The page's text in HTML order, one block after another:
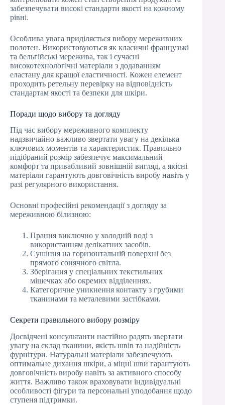
забезпечувати високі стандарти якості на кожному
рівні.
Особлива увага приділяється вибору мереживних
полотен. Використовуються як класичні французькі
та бельгійські мережива, так і сучасні
високотехнологічні матеріали з додаванням
еластану для кращої еластичності. Кожен елемент
проходить ретельну перевірку на відповідність
стандартам якості та безпеки для шкіри.
Поради щодо вибору та догляду
Під час вибору мереживного комплекту
надзвичайно важливо звертати увагу на декілька
ключових моментів та характеристик. Правильно
підібраний розмір забезпечує максимальний
комфорт та привабливий зовнішній вигляд, а якісні
матеріали гарантують довговічність виробу навіть у
разі регулярного використання.
Основні професійні рекомендації з догляду за
мереживною білизною:
Прання виключно у холодній воді з
використанням делікатних засобів.
Сушіння на горизонтальній поверхні без
прямого сонячного світла.
Зберігання у спеціальних текстильних
мішечках або окремих відділеннях.
Категоричне уникнення контакту з грубими
тканинами та металевими застібками.
Секрети правильного вибору розміру
Досвідчені консультанти настійно радять звертати
увагу на склад тканини, якість швів та надійність
фурнітури. Натуральні матеріали забезпечують
оптимальне дихання шкіри, а міцні шви гарантують
довговічність виробу навіть за активного способу
життя. Важливо також враховувати індивідуальні
особливості фігури та персональні уподобання щодо
ступеня підтримки.